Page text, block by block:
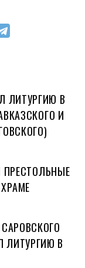
ЛИТУРГИЮ В
И
ПРЕСТОЛЬНЫЕ
ЛИТУРГИЮ В